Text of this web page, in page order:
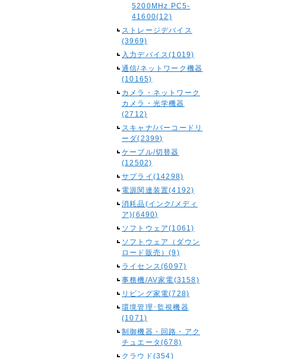
5200MHz PC5-
41600(12)
ストレージデバイス
(3969)
入力デバイス(1019)
通信/ネットワーク機器
(10165)
カメラ・ネットワーク
カメラ・光学機器
(2712)
スキャナ/バーコードリ
ーダ(2399)
ケーブル/切替器
(12502)
サプライ(14298)
電源関連装置(4192)
消耗品(インク/メディ
ア)(6490)
ソフトウェア(1061)
ソフトウェア（ダウン
ロード販売）(9)
ライセンス(6097)
事務機/AV家電(3158)
リビング家電(728)
環境管理･監視機器
(1071)
制御機器・回路・アク
チュエータ(678)
クラウド(354)